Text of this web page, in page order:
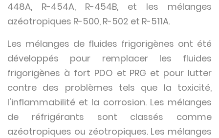
448A, R-454A, R-454B, et les mélanges
azéotropiques R-500, R-502 et R-511A.
Les mélanges de fluides frigorigènes ont été
développés pour remplacer les fluides
frigorigènes à fort PDO et PRG et pour lutter
contre des problèmes tels que la toxicité,
l'inflammabilité et la corrosion. Les mélanges
de réfrigérants sont classés comme
azéotropiques ou zéotropiques. Les mélanges